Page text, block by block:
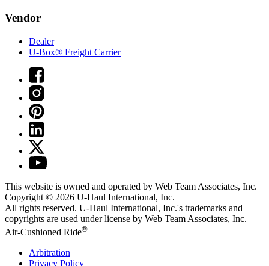
Vendor
Dealer
U-Box® Freight Carrier
This website is owned and operated by Web Team Associates, Inc.
Copyright © 2026 U-Haul International, Inc.
All rights reserved. U-Haul International, Inc.'s trademarks and
copyrights are used under license by Web Team Associates, Inc.
Air-Cushioned Ride®
Arbitration
Privacy Policy